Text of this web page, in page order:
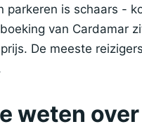
parkeren is schaars -
van Cardamar
De meeste
weten